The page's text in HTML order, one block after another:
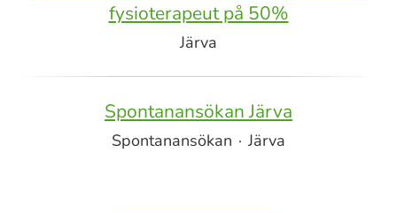
fysioterapeut på 50%
Järva
Spontanansökan Järva
Spontanansökan · Järva